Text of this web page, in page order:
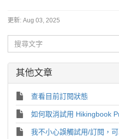
更新: Aug 03, 2025
其他文章
查看目前訂閱狀態
如何取消試用 Hikingbook
我不小心誤觸試用/訂閱，